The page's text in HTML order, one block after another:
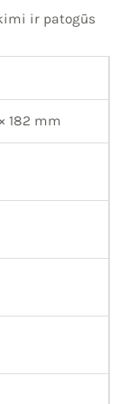
ir patogūs
182 mm